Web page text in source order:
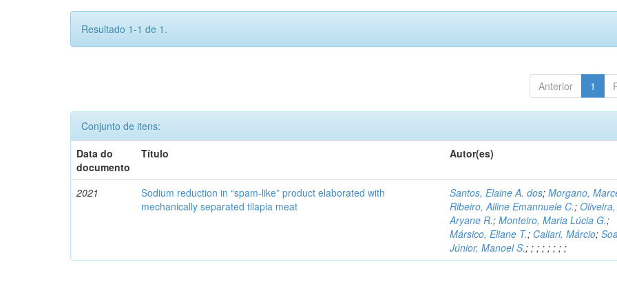
Resultado 1-1 de 1.
Anterior 1
Conjunto de itens:
Data do
documento
Título Autor(es)
2021
Sodium reduction in “spam-like” product elaborated with
mechanically separated tilapia meat
Santos, Elaine A. dos;Morgano,
Ribeiro, Alline Emannuele C.;Oliveira,
Aryane R.;Monteiro, Maria Lúcia G.;
Mársico, Eliane T.; Caliari, Márcio;
Júnior, Manoel S.;;;;;;;;